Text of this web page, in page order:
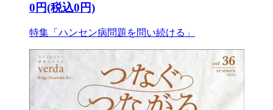
0円(税込0円)
特集「ハンセン病問題を問い続ける」